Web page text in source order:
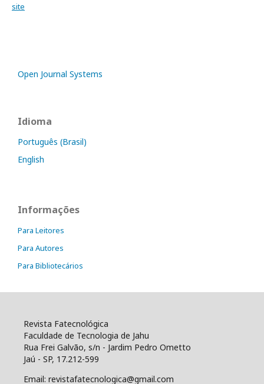
site
Open Journal Systems
Idioma
Português (Brasil)
English
Informações
Para Leitores
Para Autores
Para Bibliotecários
Revista Fatecnológica
Faculdade de Tecnologia de Jahu
Rua Frei Galvão, s/n - Jardim Pedro Ometto
Jaú - SP, 17.212-599
Email: revistafatecnologica@gmail.com